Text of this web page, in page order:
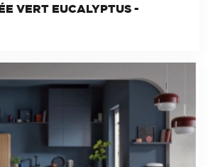
VERT EUCALYPTUS -